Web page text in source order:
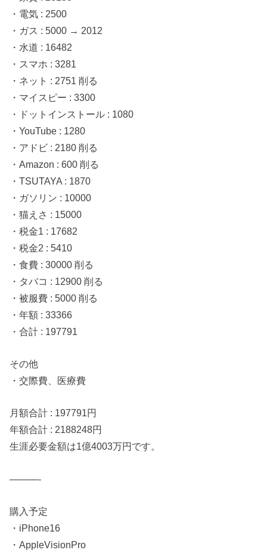
・電気 : 2500
・ガス : 5000 → 2012
・水道 : 16482
・スマホ : 3281
・ネット : 2751 削る
・マイスピー : 3300
・ドットインストール : 1080
・YouTube : 1280
・アドビ : 2180 削る
・Amazon : 600 削る
・TSUTAYA : 1870
・ガソリン : 10000
・猫えさ : 15000
・税金1 : 17682
・税金2 : 5410
・食費 : 30000 削る
・タバコ : 12900 削る
・被服費 : 5000 削る
・年額 : 33366
・合計 : 197791
その他
・交際費、医療費
月額合計 : 197791円
年額合計 : 2188248円
生涯必要金額は1億4003万円です。
———-
購入予定
・iPhone16
・AppleVisionPro